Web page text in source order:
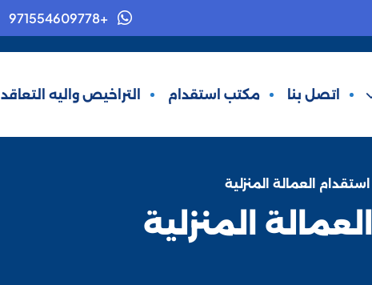
+971554609778
اتصل بنا مكتب استقدام التراخيص واليه التعاقد
العمالة المنزلية
المنزلية